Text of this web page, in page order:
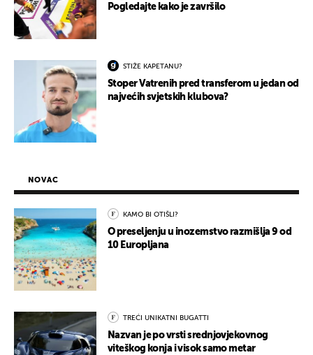
Pogledajte kako je završilo
STIŽE KAPETANU?
Stoper Vatrenih pred transferom u jedan od
najvećih svjetskih klubova?
NOVAC
KAMO BI OTIŠLI?
O preseljenju u inozemstvo razmišlja 9 od
10 Europljana
TREĆI UNIKATNI BUGATTI
Nazvan je po vrsti srednjovjekovnog
viteškog konja i visok samo metar